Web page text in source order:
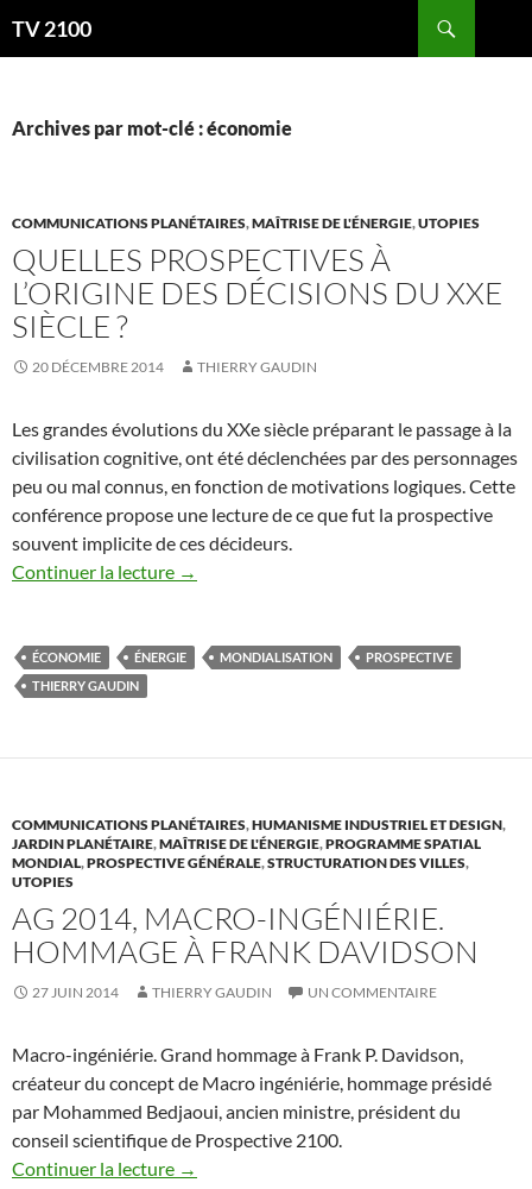
auTV 2100
Archives par mot-clé : économie
COMMUNICATIONS PLANÉTAIRES,MAÎTRISE DE L'ÉNERGIE,UTOPIES
QUELLES PROSPECTIVES À
L’ORIGINE DES DÉCISIONS DU XXE
SIÈCLE ?
20 DÉCEMBRE 2014 THIERRY GAUDIN
Les grandes évolutions du XXe siècle préparant le passage à la
civilisation cognitive, ont été déclenchées par des personnages
peu ou mal connus, en fonction de motivations logiques. Cette
conférence propose une lecture de ce que fut la prospective
souvent implicite de ces décideurs.
Continuer la lecture →
ÉCONOMIE ÉNERGIE MONDIALISATION
PROSPECTIVE
THIERRY GAUDIN
COMMUNICATIONS PLANÉTAIRES,HUMANISME INDUSTRIEL ET DESIGN,
JARDIN PLANÉTAIRE,MAÎTRISE DE L'ÉNERGIE,PROGRAMME SPATIAL
MONDIAL,PROSPECTIVE GÉNÉRALE,STRUCTURATION DES VILLES,
UTOPIES
AG 2014, MACRO-INGÉNIÉRIE.
HOMMAGE À FRANK DAVIDSON
27 JUIN 2014 THIERRY GAUDIN UN COMMENTAIRE
Macro-ingéniérie. Grand hommage à Frank P. Davidson,
créateur du concept de Macro ingéniérie, hommage présidé
par Mohammed Bedjaoui, ancien ministre, président du
conseil scientifique de Prospective 2100.
Continuer la lecture →